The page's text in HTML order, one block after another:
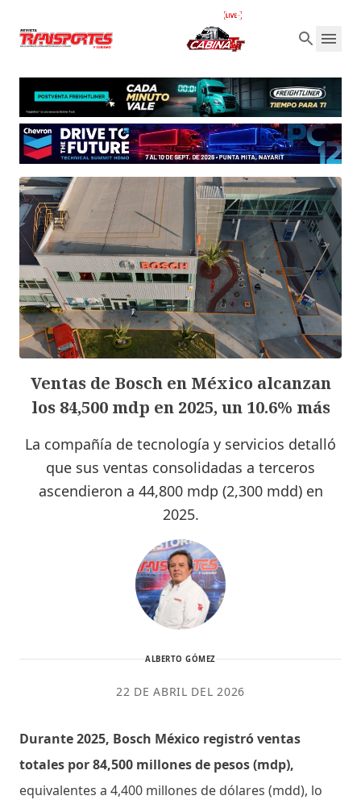
Ventas de Bosch en México alcanzan
los 84,500 mdp en 2025, un 10.6% más
La compañía de tecnología y servicios detalló
que sus ventas consolidadas a terceros
ascendieron a 44,800 mdp (2,300 mdd) en
2025.
ALBERTO GÓMEZ
22 DE ABRIL DEL 2026
Durante 2025, Bosch México registró ventas
totales por 84,500 millones de pesos (mdp),
equivalentes a 4,400 millones de dólares (mdd), lo